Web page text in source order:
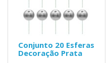
Conjunto 20 Esferas
Decoração Prata